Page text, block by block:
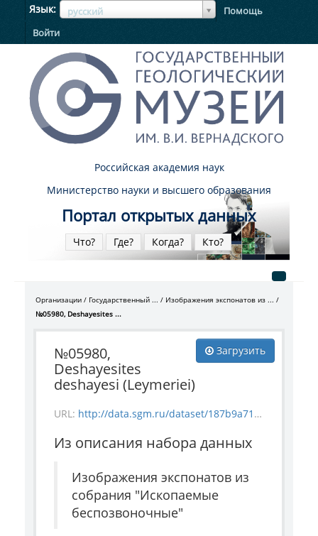
Язык русский
ЯзыкЯзык
Помощь
Войти
Российская академия наук
Министерство науки и высшего образования
Портал открытых данных
Что? Где? Когда? Кто?
Организации Государственный ...
Изображения экспонатов из ...
№05980, Deshayesites ...
Загрузить
№05980,
Deshayesites
deshayesi (Leymeriei)
URL: http://data.sgm.ru/dataset/187b9a71-4c85-43ec-99fe-080bdf792007/resource/a5837740-d346-41b5-9d63-c77993b8df21/download/invertebrate_5980.jpg
Из описания набора данных
Изображения экспонатов из
собрания "Ископаемые
беспозвоночные"